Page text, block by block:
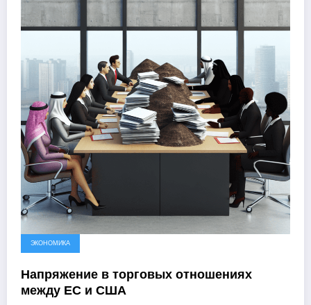
ЭКОНОМИКА
Напряжение в торговых отношениях
между ЕС и США